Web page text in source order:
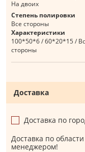
На двоих
Степень полировки
Все стороны
Характеристики
100*50*6 / 60*20*15 /
стороны
Доставка
Доставка по
Доставка по
менеджером!